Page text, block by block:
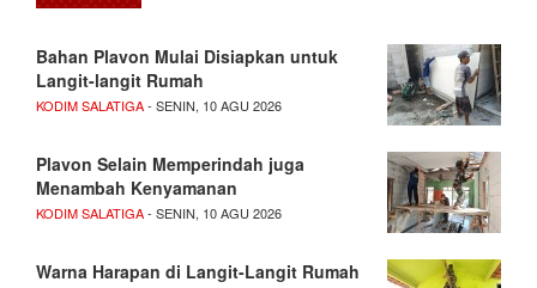
Bahan Plavon Mulai Disiapkan untuk
Langit-langit Rumah
KODIM SALATIGA- SENIN, 10 AGU 2026
Plavon Selain Memperindah juga
Menambah Kenyamanan
KODIM SALATIGA- SENIN, 10 AGU 2026
Warna Harapan di Langit-Langit Rumah